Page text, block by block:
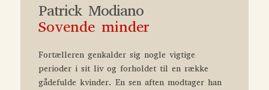
Patrick Modiano
Sovende minder
Fortælleren genkalder sig nogle vigtige
perioder i sit liv og forholdet til en række
gådefulde kvinder. En sen aften modtager han